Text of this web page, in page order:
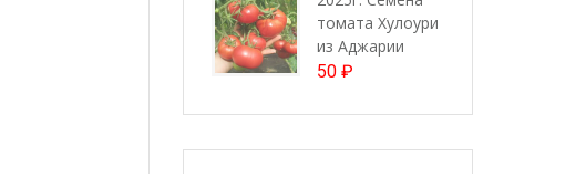
томата Хулоури
из Аджарии
50 ₽